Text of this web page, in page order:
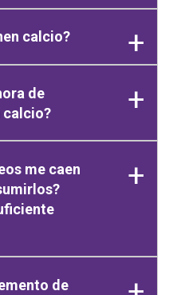
calcio?
de
calcio?
me caen
de